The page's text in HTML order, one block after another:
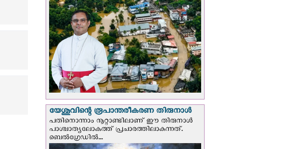
യേശുവിന്റെ രൂപാന്തരീകരണ തിരുനാള്‍
പതിനൊന്നാം നൂറ്റാണ്ടിലാണ് ഈ തിരുനാള്‍
പാശ്ചാത്യലോകത്ത് പ്രചാരത്തിലാകുന്നത്.
ബെല്‍ഗ്രേഡില്‍...